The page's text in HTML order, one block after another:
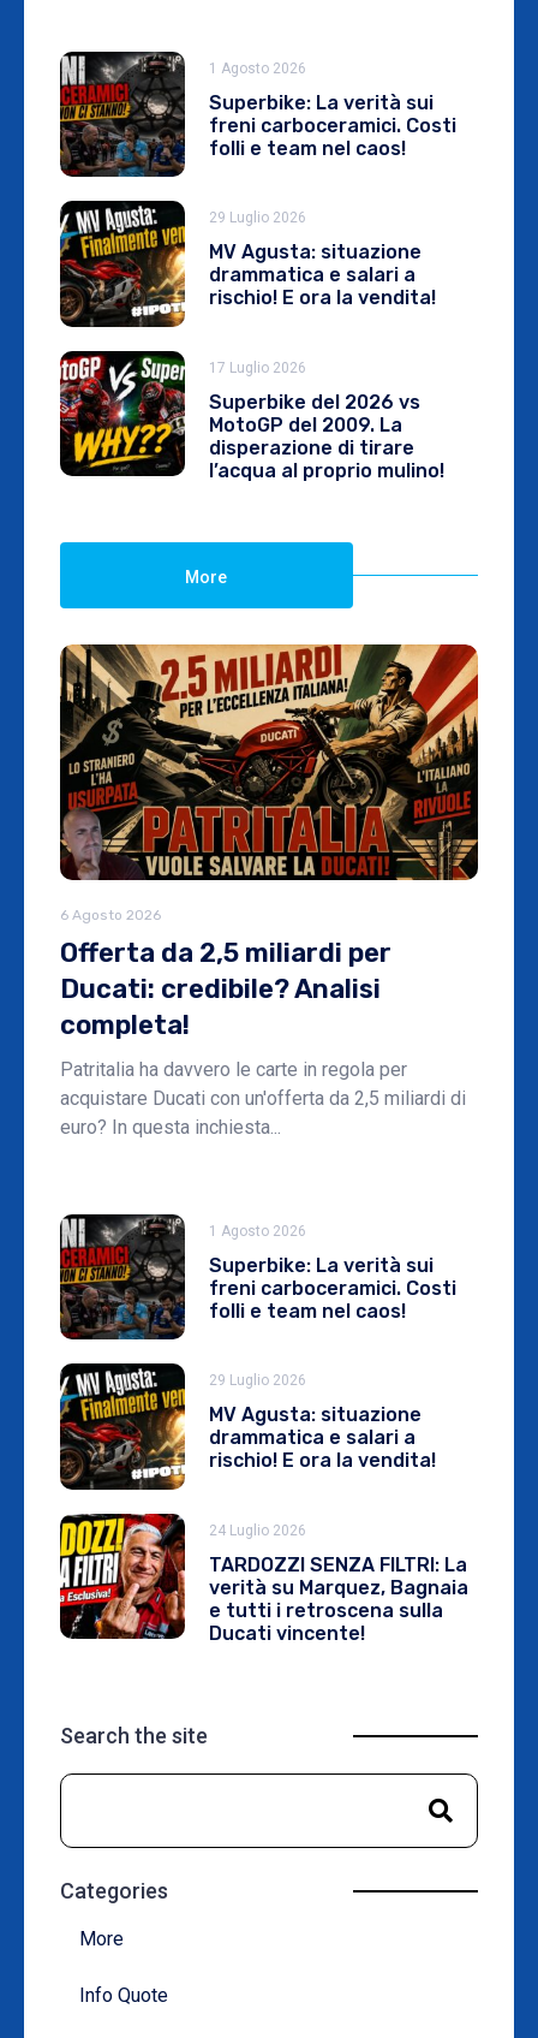
1 Agosto 2026
Superbike: La verità sui
freni carboceramici. Costi
folli e team nel caos!
29 Luglio 2026
MV Agusta: situazione
drammatica e salari a
rischio! E ora la vendita!
17 Luglio 2026
Superbike del 2026 vs
MotoGP del 2009. La
disperazione di tirare
l’acqua al proprio mulino!
More
6 Agosto 2026
Offerta da 2,5 miliardi per
Ducati: credibile? Analisi
completa!
Patritalia ha davvero le carte in regola per
acquistare Ducati con un'offerta da 2,5 miliardi di
euro? In questa inchiesta...
1 Agosto 2026
Superbike: La verità sui
freni carboceramici. Costi
folli e team nel caos!
29 Luglio 2026
MV Agusta: situazione
drammatica e salari a
rischio! E ora la vendita!
24 Luglio 2026
TARDOZZI SENZA FILTRI: La
verità su Marquez, Bagnaia
e tutti i retroscena sulla
Ducati vincente!
Search the site
Categories
More
Info Quote